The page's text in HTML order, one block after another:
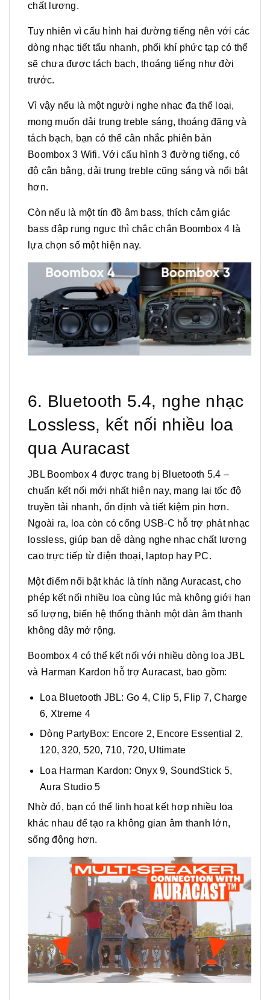
chất lượng.
Tuy nhiên vì cấu hình hai đường tiếng nên với các
dòng nhạc tiết tấu nhanh, phối khí phức tạp có thể
sẽ chưa được tách bạch, thoáng tiếng như đời
trước.
Vì vậy nếu là một người nghe nhạc đa thể loại,
mong muốn dải trung treble sáng, thoáng đãng và
tách bạch, bạn có thể cân nhắc phiên bản
Boombox 3 Wifi. Với cấu hình 3 đường tiếng, có
độ cân bằng, dải trung treble cũng sáng và nổi bật
hơn.
Còn nếu là một tín đồ âm bass, thích cảm giác
bass đập rung ngực thì chắc chắn Boombox 4 là
lựa chọn số một hiện nay.
6. Bluetooth 5.4, nghe nhạc
Lossless, kết nối nhiều loa
qua Auracast
JBL Boombox 4 được trang bị Bluetooth 5.4 –
chuẩn kết nối mới nhất hiện nay, mang lại tốc độ
truyền tải nhanh, ổn định và tiết kiệm pin hơn.
Ngoài ra, loa còn có cổng USB-C hỗ trợ phát nhạc
lossless, giúp bạn dễ dàng nghe nhạc chất lượng
cao trực tiếp từ điện thoại, laptop hay PC.
Một điểm nổi bật khác là tính năng Auracast, cho
phép kết nối nhiều loa cùng lúc mà không giới hạn
số lượng, biến hệ thống thành một dàn âm thanh
không dây mở rộng.
Boombox 4 có thể kết nối với nhiều dòng loa JBL
và Harman Kardon hỗ trợ Auracast, bao gồm:
Loa Bluetooth JBL: Go 4, Clip 5, Flip 7, Charge
6, Xtreme 4
Dòng PartyBox: Encore 2, Encore Essential 2,
120, 320, 520, 710, 720, Ultimate
Loa Harman Kardon: Onyx 9, SoundStick 5,
Aura Studio 5
Nhờ đó, bạn có thể linh hoạt kết hợp nhiều loa
khác nhau để tạo ra không gian âm thanh lớn,
sống động hơn.